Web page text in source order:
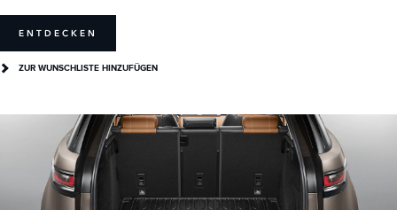
ENTDECKEN
ZUR WUNSCHLISTE HINZUFÜGEN